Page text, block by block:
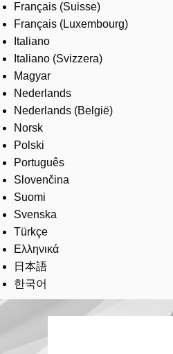
Français (Suisse)
Français (Luxembourg)
Italiano
Italiano (Svizzera)
Magyar
Nederlands
Nederlands (België)
Norsk
Polski
Português
Slovenčina
Suomi
Svenska
Türkçe
Ελληνικά
日本語
한국어